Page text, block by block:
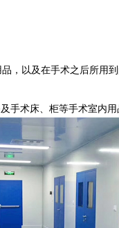
，以及在手术之后所
术床、柜等手术室内